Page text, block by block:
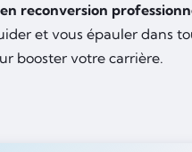
reconversion
et vous épauler dans
booster votre carrière.